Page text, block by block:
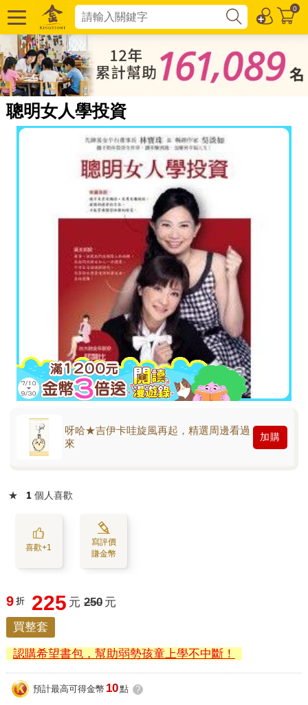
0
聰明女人學投資
呀哈★吉伊卡哇旋風再起，精選周邊看過
來
加購
★ 1 個人喜歡
喜歡+1
寫評價
賺金幣
9 折 225 元 250 元
買整套
認購希望書包，幫助弱勢孩童上學不中斷！
預計最高可得金幣 10點 ?